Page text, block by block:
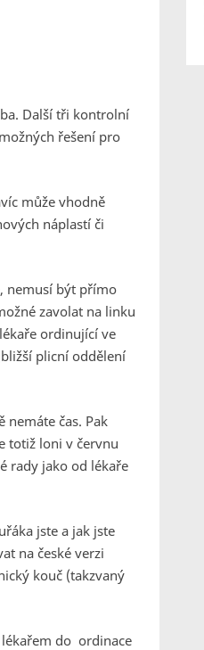
Další tři kontrolní
řešení pro
může vhodně
náplastí či
nemusí být přímo
zavolat na linku
ordinující ve
plicní oddělení
nemáte čas. Pak
totiž loni v červnu
rady jako od lékaře
jste a jak jste
na české verzi
kouč (takzvaný
lékařem do ordinace